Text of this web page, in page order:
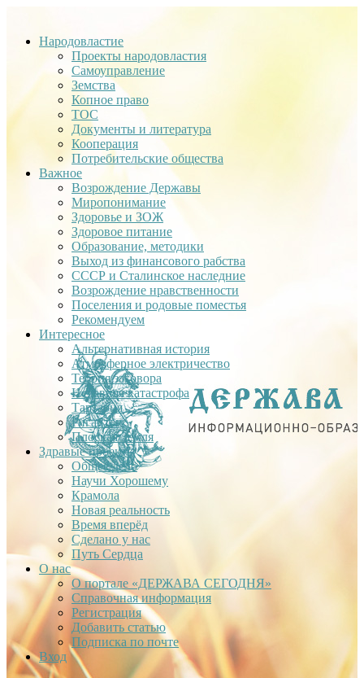
Народовластие
Проекты народовластия
Самоуправление
Земства
Копное право
ТОС
Документы и литература
Кооперация
Потребительские общества
Важное
Возрождение Державы
Миропонимание
Здоровье и ЗОЖ
Здоровое питание
Образование, методики
Выход из финансового рабства
СССР и Сталинское наследние
Возрождение нравственности
Поселения и родовые поместья
Рекомендуем
Интересное
Альтернативная история
Атмосферное электричество
Теория заговора
Недавняя катастрофа
Тартария
Гиганты
Плоская Земля
Здравые проекты
Общее дело
Научи Хорошему
Крамола
Новая реальность
Время вперёд
Сделано у нас
Путь Сердца
О нас
О портале «ДЕРЖАВА СЕГОДНЯ»
Справочная информация
Регистрация
Добавить статью
Подписка по почте
Вход